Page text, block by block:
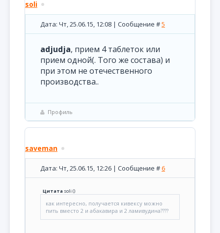
soli
Дата: Чт, 25.06.15, 12:08 | Сообщение #5
adjudja, прием 4 таблеток или
прием одной(. Того же состава) и
при этом не отечественного
производства..
Профиль
saveman
Дата: Чт, 25.06.15, 12:26 | Сообщение #6
Цитата soli ()
как интересно, получается кивексу можно
пить вместо 2 и абакавира и 2 ламивудина????